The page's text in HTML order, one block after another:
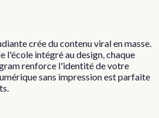
crée du contenu viral en masse.
l'école intégré au design, chaque
renforce l'identité de votre
sans impression est parfaite